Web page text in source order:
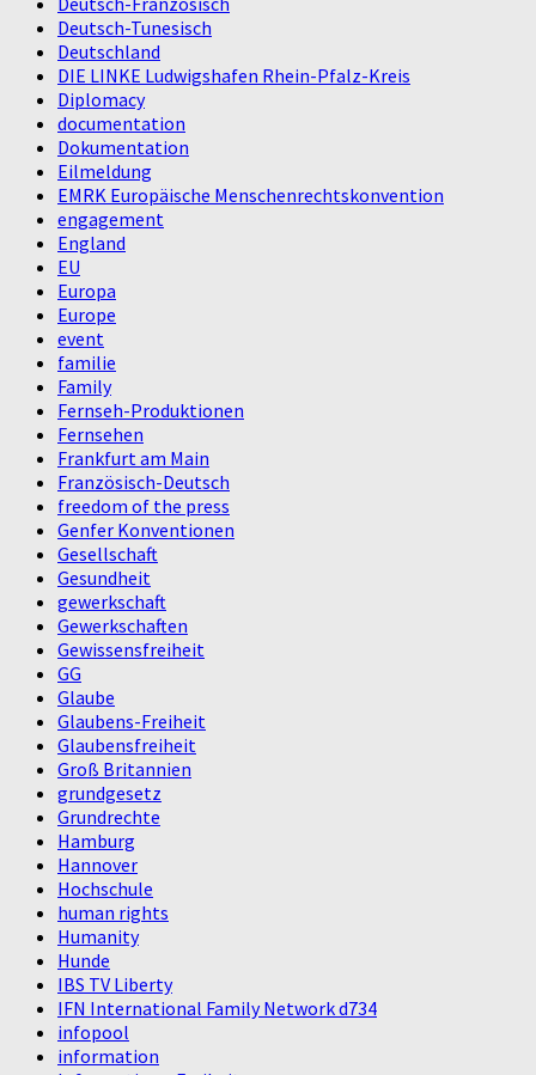
Deutsch-Tunesisch
Deutschland
DIE LINKE Ludwigshafen Rhein-Pfalz-Kreis
Diplomacy
documentation
Dokumentation
Eilmeldung
EMRK Europäische Menschenrechtskonvention
engagement
England
EU
Europa
Europe
event
familie
Family
Fernseh-Produktionen
Fernsehen
Frankfurt am Main
Französisch-Deutsch
freedom of the press
Genfer Konventionen
Gesellschaft
Gesundheit
gewerkschaft
Gewerkschaften
Gewissensfreiheit
GG
Glaube
Glaubens-Freiheit
Glaubensfreiheit
Groß Britannien
grundgesetz
Grundrechte
Hamburg
Hannover
Hochschule
human rights
Humanity
Hunde
IBS TV Liberty
IFN International Family Network d734
infopool
information